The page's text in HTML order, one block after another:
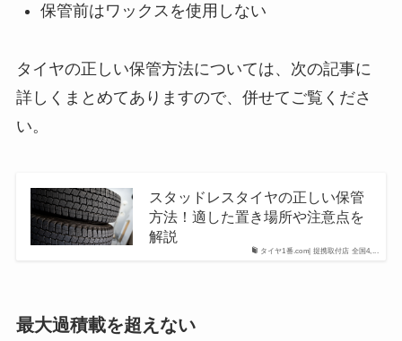
保管前はワックスを使用しない
タイヤの正しい保管方法については、次の記事に
詳しくまとめてありますので、併せてご覧くださ
い。
タイヤ1番.com| 提携取付店 全国4,...
スタッドレスタイヤの正しい保管
方法！適した置き場所や注意点を
解説
最大過積載を超えない